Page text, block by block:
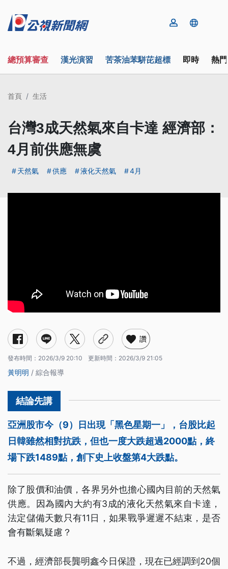
總預算審查 漢光演習 苦茶油苯駢芘超標 即時 熱
首頁 生活
台灣3成天然氣來自卡達 經濟部：
4月前供應無虞
天然氣 供應 液化天然氣 4月
讚
發布時間： 2026/3/9 20:10 更新時間： 2026/3/9 21:05
黃明明 / 綜合報導
亞洲股市今（9）日出現「黑色星期一」，台股比起
日韓雖然相對抗跌，但也一度大跌超過2000點，終
場下跌1489點，創下史上收盤第4大跌點。
除了股價和油價，各界另外也擔心國內目前的天然氣
供應。因為國內大約有3成的液化天然氣來自卡達，
法定儲備天數只有11日，如果戰爭遲遲不結束，是否
會有斷氣疑慮？
不過，經濟部長龔明鑫今日保證，現在已經調到20個